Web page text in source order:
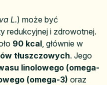
L.) może być
redukcyjnej i zdrowotnej.
90 kcal , głównie w
tłuszczowych. Jego
linolowego (omega-
(omega-3) oraz